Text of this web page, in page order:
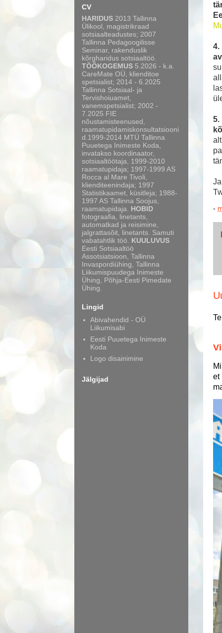
4.
5.
-
et
CV
HARIDUS 2013 Tallinna
Ülikool, magistrikraad
sotsiaalteadustes; 2007
Tallinna Pedagoogilisse
Seminar, rakenduslik
kõrgharidus sotsiaaltöö.
TÖÖKOGEMUS 5.2026 - k.a.
CareMate OÜ, klienditoe
spetsialist; 2014 - 6.2025
Tallinna Sotsiaal- ja
Tervishoiuamet,
vanemspetsialist; 2002 -
7.2025 FIE
nõustamisteenused,
raamatupidamiskonsultatsiooni
d.1999-2014 MTÜ Tallinna
Puuetega Inimeste Koda,
invatakso koordinaator,
sotsiaaltöötaja, 1999-2010
raamatupidaja; 1997-1999 AS
Rocca al Mare Tivoli,
klienditeenindaja; 1997
Statistikaamet, küsitleja; 1988-
1997 AS Tallinna Soojus,
raamatupidaja. HOBID
fotograafia, linetants,
automatkad ja reisimine,
jalgrattasõit, linetants. Samuti
vabatahtlik töö. KUULUVUS
Eesti Sotsiaaltöö
Assotsiatsioon, Tallinna
Invaspordiühing, Tallinna
Liikumispuudega Inimeste
Ühing, Põhja-Eesti Pimedate
Ühing.
Lingid
Abivahendid - OÜ
Liikumisabi
Eesti Puuetega Inimeste
Koda
Logo disainimine
Jälgijad